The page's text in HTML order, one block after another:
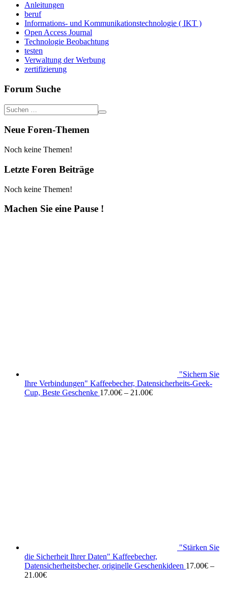
Anleitungen
beruf
Informations- und Kommunikationstechnologie ( IKT )
Open Access Journal
Technologie Beobachtung
testen
Verwaltung der Werbung
zertifizierung
Forum Suche
Neue Foren-Themen
Noch keine Themen!
Letzte Foren Beiträge
Noch keine Themen!
Machen Sie eine Pause !
"Sichern Sie
Ihre Verbindungen" Kaffeebecher, Datensicherheits-Geek-
Cup, Beste Geschenke 17.00€ – 21.00€
"Stärken Sie
die Sicherheit Ihrer Daten" Kaffeebecher,
Datensicherheitsbecher, originelle Geschenkideen 17.00€ –
21.00€